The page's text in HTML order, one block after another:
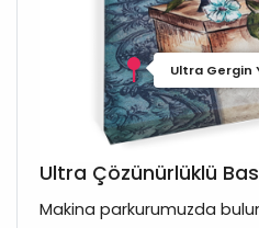
Ultra Gergin
Ultra Çözünürlüklü
Makina parkurumuzda